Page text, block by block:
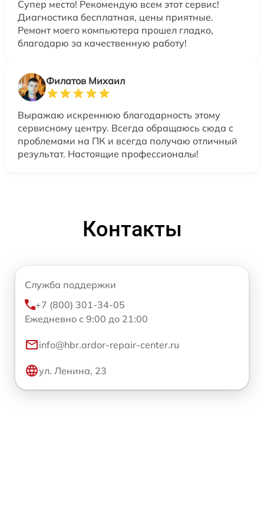
Супер место! Рекомендую всем этот сервис!
Диагностика бесплатная, цены приятные.
Ремонт моего компьютера прошел гладко,
благодарю за качественную работу!
Филатов Михаил
Выражаю искреннюю благодарность этому
сервисному центру. Всегда обращаюсь сюда с
проблемами на ПК и всегда получаю отличный
результат. Настоящие профессионалы!
Контакты
Служба поддержки
+7 (800) 301-34-05
Ежедневно с 9:00 до 21:00
info@hbr.ardor-repair-center.ru
ул. Ленина, 23